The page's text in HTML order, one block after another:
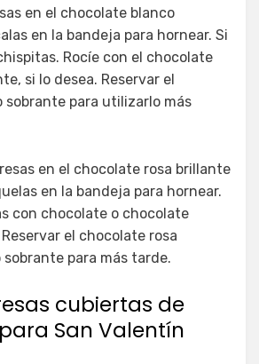
en el chocolate blanco
en la bandeja para hornear. Si
Rocíe con el chocolate
si lo desea. Reservar el
sobrante para utilizarlo más
en el chocolate rosa brillante
en la bandeja para hornear.
con chocolate o chocolate
el chocolate rosa
para más tarde.
cubiertas de
San Valentín